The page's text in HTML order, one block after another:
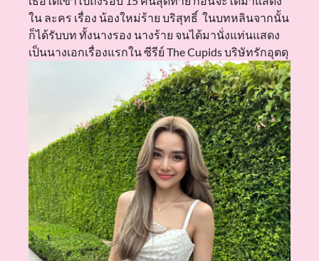
ใน ละคร เรื่อง น้องใหม่ร้าย บริสุทธิ์ ในบทหลินจากนั้น
ก็ได้รับบท ทั้งนางรอง นางร้าย จนได้มานั่งแท่นแสดง
เป็นนางเอกเรื่องแรกใน ซีรีย์ The Cupids บริษัทรักอุตดุ